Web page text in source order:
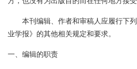
本刊编辑、作者和审稿人应履行下
业学报》的其他相关规定和要求。
一、编辑的职责